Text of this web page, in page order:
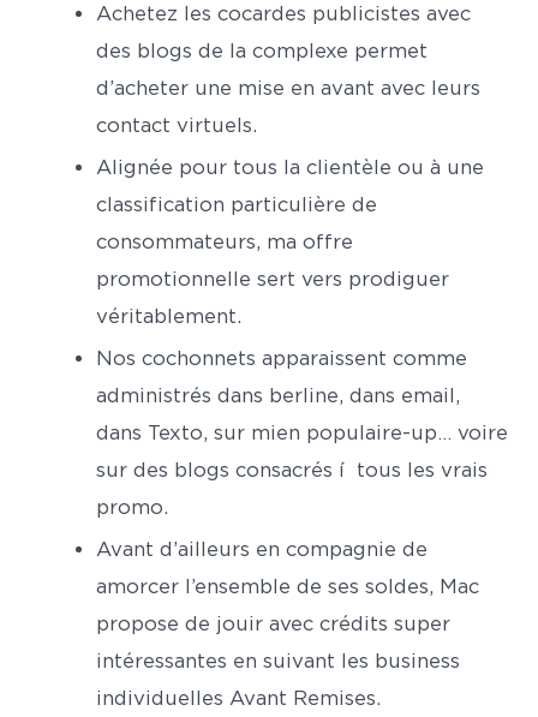
Achetez les cocardes publicistes avec
des blogs de la complexe permet
d’acheter une mise en avant avec leurs
contact virtuels.
Alignée pour tous la clientèle ou à une
classification particulière de
consommateurs, ma offre
promotionnelle sert vers prodiguer
véritablement.
Nos cochonnets apparaissent comme
administrés dans berline, dans email,
dans Texto, sur mien populaire-up… voire
sur des blogs consacrés í tous les vrais
promo.
Avant d’ailleurs en compagnie de
amorcer l’ensemble de ses soldes, Mac
propose de jouir avec crédits super
intéressantes en suivant les business
individuelles Avant Remises.